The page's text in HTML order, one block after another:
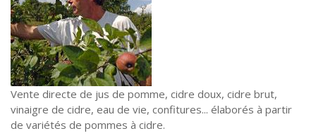
Vente directe de jus de pomme, cidre doux, cidre brut,
vinaigre de cidre, eau de vie, confitures... élaborés à partir
de variétés de pommes à cidre.